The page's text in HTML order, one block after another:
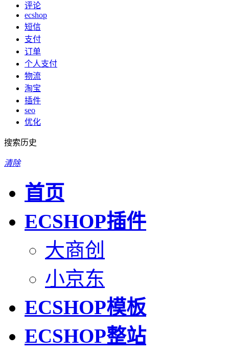
评论
ecshop
短信
支付
订单
个人支付
物流
淘宝
插件
seo
优化
搜索历史
清除
首页
ECSHOP插件
大商创
小京东
ECSHOP模板
ECSHOP整站